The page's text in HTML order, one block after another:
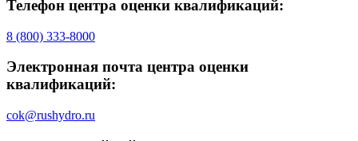
Телефон центра оценки квалификаций:
8 (800) 333-8000
Электронная почта центра оценки
квалификаций:
cok@rushydro.ru